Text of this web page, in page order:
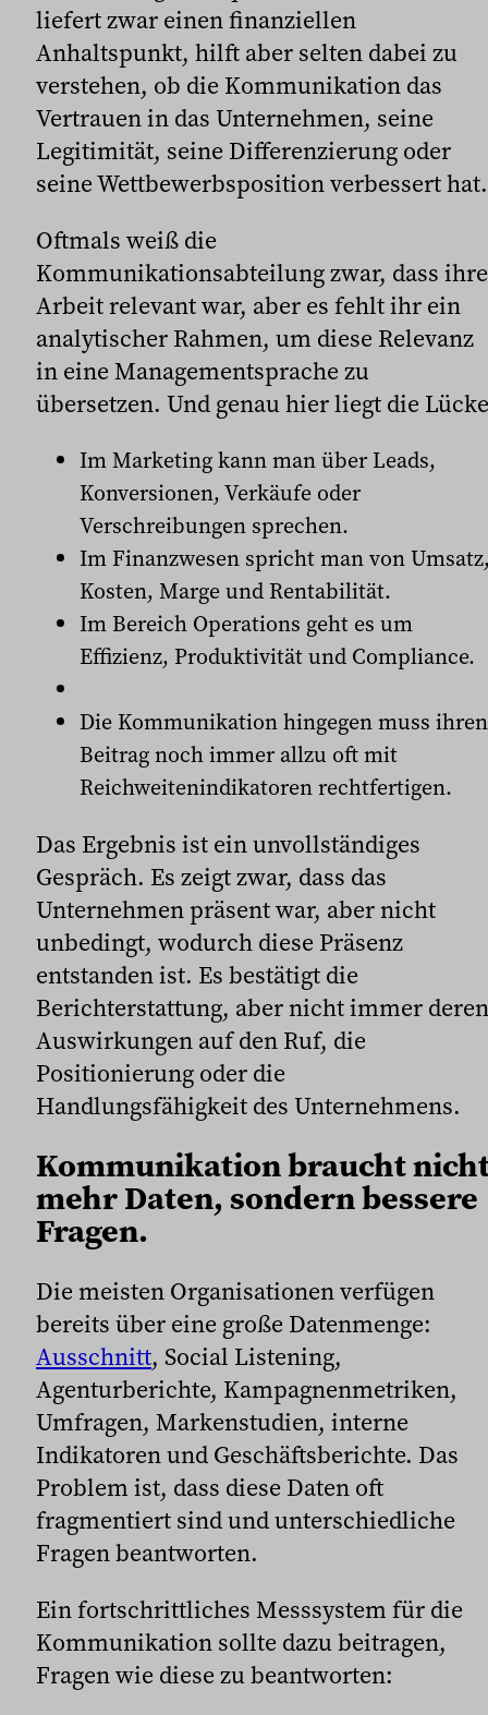
liefert zwar einen finanziellen
Anhaltspunkt, hilft aber selten dabei zu
verstehen, ob die Kommunikation das
Vertrauen in das Unternehmen, seine
Legitimität, seine Differenzierung oder
seine Wettbewerbsposition verbessert hat.
Oftmals weiß die
Kommunikationsabteilung zwar, dass ihre
Arbeit relevant war, aber es fehlt ihr ein
analytischer Rahmen, um diese Relevanz
in eine Managementsprache zu
übersetzen. Und genau hier liegt die
Im Marketing kann man über Leads,
Konversionen, Verkäufe oder
Verschreibungen sprechen.
Im Finanzwesen spricht man von
Kosten, Marge und Rentabilität.
Im Bereich Operations geht es um
Effizienz, Produktivität und Compliance.
Die Kommunikation hingegen muss ihren
Beitrag noch immer allzu oft mit
Reichweitenindikatoren rechtfertigen.
Das Ergebnis ist ein unvollständiges
Gespräch. Es zeigt zwar, dass das
Unternehmen präsent war, aber nicht
unbedingt, wodurch diese Präsenz
entstanden ist. Es bestätigt die
Berichterstattung, aber nicht immer deren
Auswirkungen auf den Ruf, die
Positionierung oder die
Handlungsfähigkeit des Unternehmens.
Kommunikation braucht
mehr Daten, sondern bessere
Fragen.
Die meisten Organisationen verfügen
bereits über eine große Datenmenge:
Ausschnitt, Social Listening,
Agenturberichte, Kampagnenmetriken,
Umfragen, Markenstudien, interne
Indikatoren und Geschäftsberichte. Das
Problem ist, dass diese Daten oft
fragmentiert sind und unterschiedliche
Fragen beantworten.
Ein fortschrittliches Messsystem für die
Kommunikation sollte dazu beitragen,
Fragen wie diese zu beantworten: